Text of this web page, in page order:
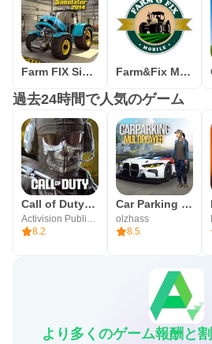
Farm FIX Simulator 2014 Farm&Fix Mobile
過去24時間で人気のゲーム
Call of Duty®: Mobile
Activision Publishing, Inc.
8.2
Car Parking Multiplayer
olzhass
8.5
より多くのゲーム報酬と